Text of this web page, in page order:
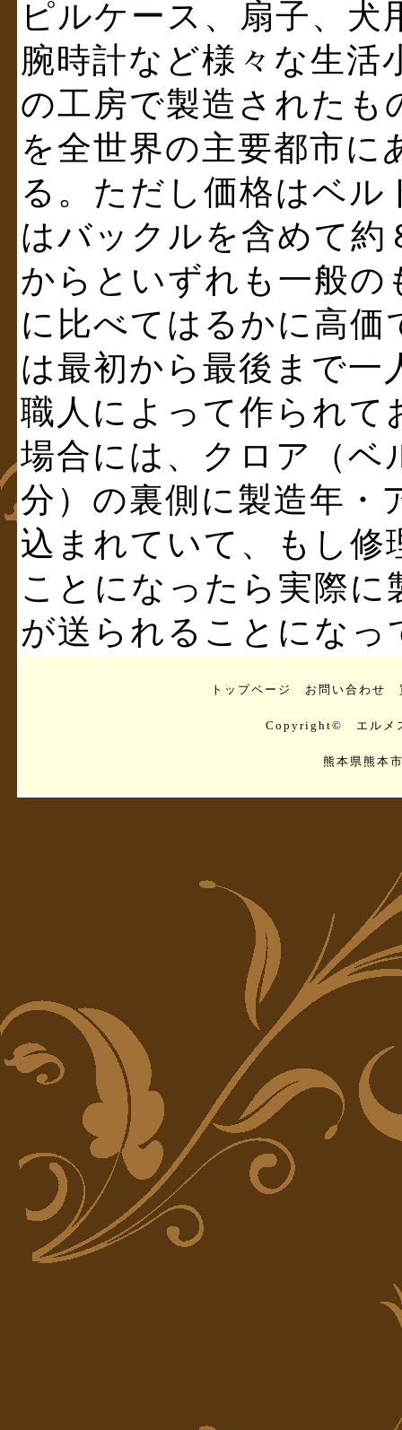
ピルケース、扇子、犬
腕時計など様々な生活
の工房で製造されたも
を全世界の主要都市に
る。ただし価格はベル
はバックルを含めて約
からといずれも一般の
に比べてはるかに高
は最初から最後まで一
職人によって作られて
場合には、クロア（ベ
分）の裏側に製造年・
込まれていて、もし修
ことになったら実際
が送られることになっ
トップページ お問い合わせ
Copyright© エルメ
熊本県熊本